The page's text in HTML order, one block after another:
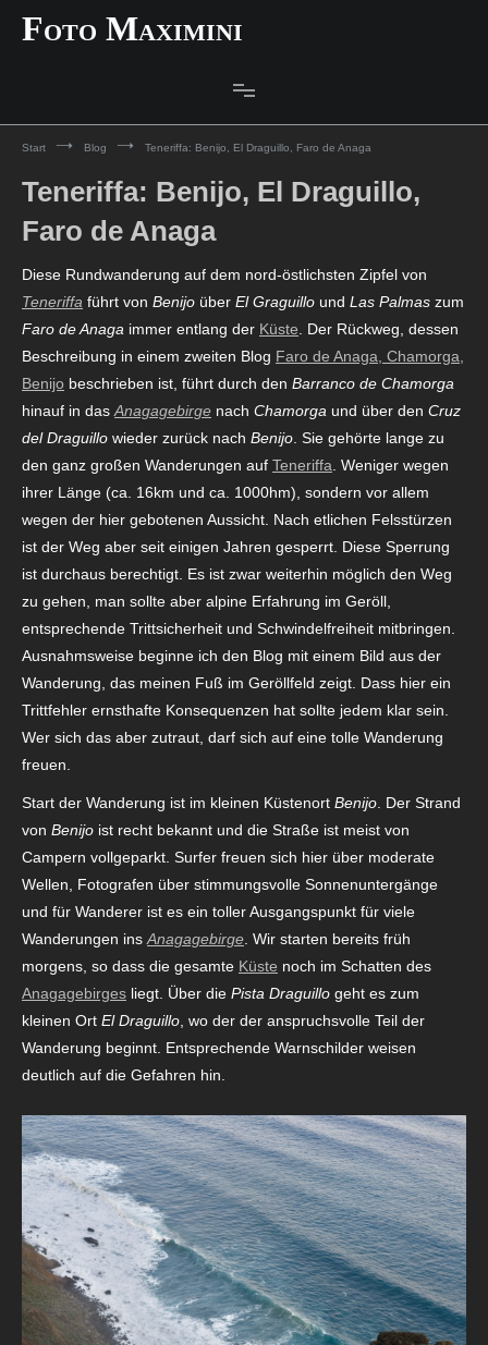
InhaltFoto Maximini
Start Blog Teneriffa: Benijo, El Draguillo, Faro de Anaga
Teneriffa: Benijo, El Draguillo,
Faro de Anaga
Diese Rundwanderung auf dem nord-östlichsten Zipfel von
Teneriffa führt von Benijo über El Graguillo und Las Palmas zum
Faro de Anaga immer entlang der Küste . Der Rückweg, dessen
Beschreibung in einem zweiten Blog Faro de Anaga, Chamorga,
Benijo beschrieben ist, führt durch den Barranco de Chamorga
hinauf in das Anagagebirge nach Chamorga und über den Cruz
del Draguillo wieder zurück nach Benijo . Sie gehörte lange zu
den ganz großen Wanderungen auf Teneriffa . Weniger wegen
ihrer Länge (ca. 16km und ca. 1000hm), sondern vor allem
wegen der hier gebotenen Aussicht. Nach etlichen Felsstürzen
ist der Weg aber seit einigen Jahren gesperrt. Diese Sperrung
ist durchaus berechtigt. Es ist zwar weiterhin möglich den Weg
zu gehen, man sollte aber alpine Erfahrung im Geröll,
entsprechende Trittsicherheit und Schwindelfreiheit mitbringen.
Ausnahmsweise beginne ich den Blog mit einem Bild aus der
Wanderung, das meinen Fuß im Geröllfeld zeigt. Dass hier ein
Trittfehler ernsthafte Konsequenzen hat sollte jedem klar sein.
Wer sich das aber zutraut, darf sich auf eine tolle Wanderung
freuen.
Start der Wanderung ist im kleinen Küstenort Benijo . Der Strand
von Benijo ist recht bekannt und die Straße ist meist von
Campern vollgeparkt. Surfer freuen sich hier über moderate
Wellen, Fotografen über stimmungsvolle Sonnenuntergänge
und für Wanderer ist es ein toller Ausgangspunkt für viele
Wanderungen ins Anagagebirge . Wir starten bereits früh
morgens, so dass die gesamte Küste noch im Schatten des
Anagagebirges liegt. Über die Pista Draguillo geht es zum
kleinen Ort El Draguillo , wo der der anspruchsvolle Teil der
Wanderung beginnt. Entsprechende Warnschilder weisen
deutlich auf die Gefahren hin.